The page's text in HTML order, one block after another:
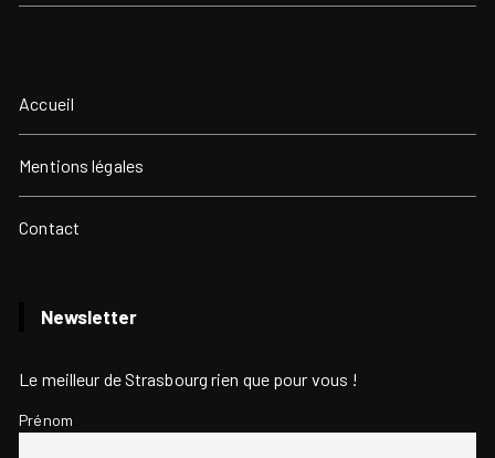
Accueil
Mentions légales
Contact
Newsletter
Le meilleur de Strasbourg rien que pour vous !
Prénom